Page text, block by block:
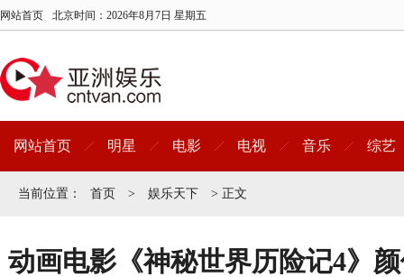
网站首页 北京时间： 2026年8月7日 星期五
网站首页 明星 电影 电视 音乐 综艺
当前位置： 首页 > 娱乐天下 > 正文
动画电影《神秘世界历险记4》